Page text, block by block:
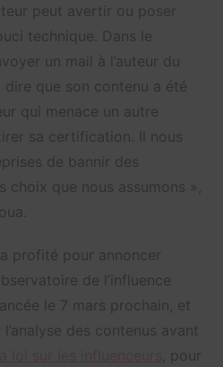
peut avertir ou poser
technique. Dans le
un mail à l’auteur du
que son contenu a été
qui menace un autre
sa certification. Il nous
de bannir des
choix que nous assumons »,
a profité pour annoncer
de l’influence
le 7 mars prochain, et
des contenus avant
, pour